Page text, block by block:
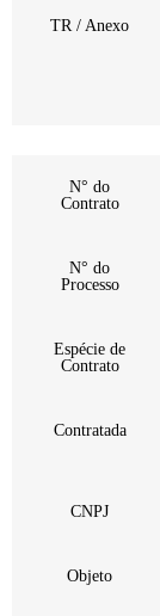
TR / Anexo
N° do
Contrato
N° do
Processo
Espécie de
Contrato
Contratada
CNPJ
Objeto